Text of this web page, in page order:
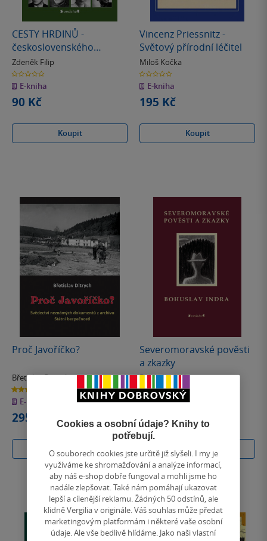
CESTY HRDINŮ -
československého
zahraničního odboje
1939-1945
Zdeněk Filip
0.0
z
5
hvězdiček
E-kniha
90 Kč
Koupit
Vincenz Priessnitz -
Světový přírodní léčitel
Miloš Kočka
0.0
z
5
hvězdiček
E-kniha
195 Kč
Koupit
Proč Javoříčko?
Břetislav Ditrych
4.0
z
5
hvězdiček
E-kniha
295 Kč
Koupit
Severomoravské pověsti
a zkazky
Bohuslav Indra
0.0
z
5 E-kniha
220 Kč
Koupit
Cookies a osobní údaje? Knihy to
potřebují.
O souborech cookies jste určitě již slyšeli. I my je
využíváme ke shromažďování a analýze informací,
aby náš e-shop dobře fungoval a mohli jsme ho
nadále zlepšovat. Také nám pomáhají ukazovat
lepší a cílenější reklamu. Žádných 50 odstínů, ale
klidně Vergilia v originále. Váš souhlas může předat
marketingovým platformám i některé vaše osobní
údaje. Ale vše bedlivě hlídáme. Jako naši vlastní